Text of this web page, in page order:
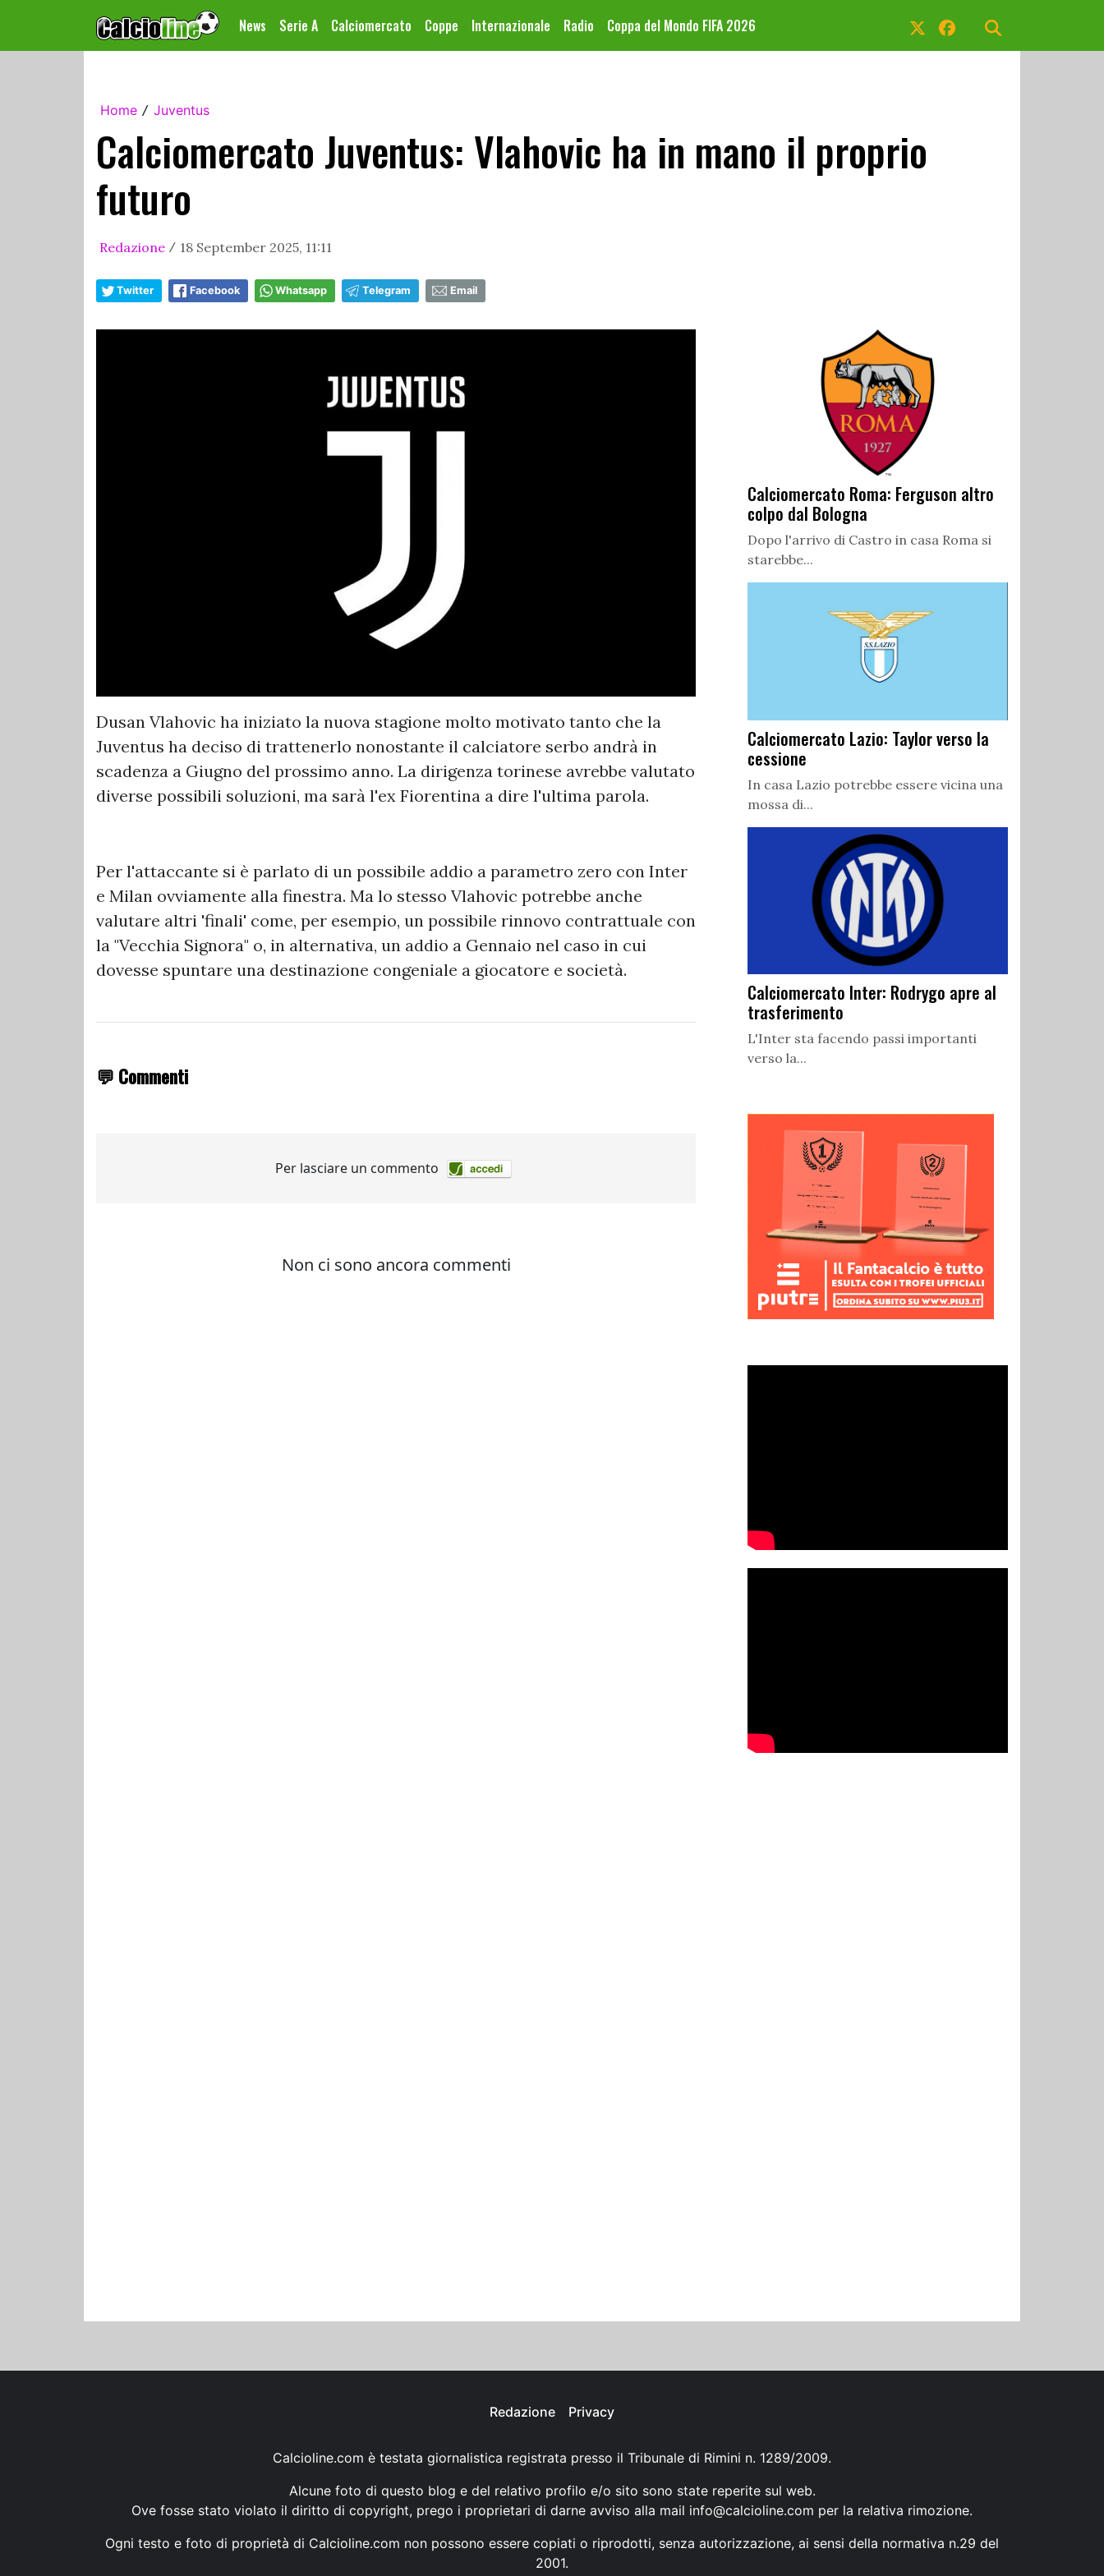
News Serie A Calciomercato Coppe Internazionale Radio Coppa del Mondo FIFA 2026
Home / Juventus
Calciomercato Juventus: Vlahovic ha in mano il proprio
futuro
Redazione / 18 September 2025, 11:11
Twitter Facebook Whatsapp Telegram Email
Dusan Vlahovic ha iniziato la nuova stagione molto motivato tanto che la
Juventus ha deciso di trattenerlo nonostante il calciatore serbo andrà in
scadenza a Giugno del prossimo anno. La dirigenza torinese avrebbe valutato
diverse possibili soluzioni, ma sarà l'ex Fiorentina a dire l'ultima parola.
Per l'attaccante si è parlato di un possibile addio a parametro zero con Inter
e Milan ovviamente alla finestra. Ma lo stesso Vlahovic potrebbe anche
valutare altri 'finali' come, per esempio, un possibile rinnovo contrattuale con
la "Vecchia Signora" o, in alternativa, un addio a Gennaio nel caso in cui
dovesse spuntare una destinazione congeniale a giocatore e società.
💬 Commenti
Calciomercato Roma: Ferguson altro
colpo dal Bologna
Dopo l'arrivo di Castro in casa Roma si
starebbe...
Calciomercato Lazio: Taylor verso la
cessione
In casa Lazio potrebbe essere vicina una
mossa di...
Calciomercato Inter: Rodrygo apre al
trasferimento
L'Inter sta facendo passi importanti
verso la...
Redazione Privacy
Calcioline.com è testata giornalistica registrata presso il Tribunale di Rimini n. 1289/2009.
Alcune foto di questo blog e del relativo profilo e/o sito sono state reperite sul web.
Ove fosse stato violato il diritto di copyright, prego i proprietari di darne avviso alla mail info@calcioline.com per la relativa rimozione.
Ogni testo e foto di proprietà di Calcioline.com non possono essere copiati o riprodotti, senza autorizzazione, ai sensi della normativa n.29 del
2001.